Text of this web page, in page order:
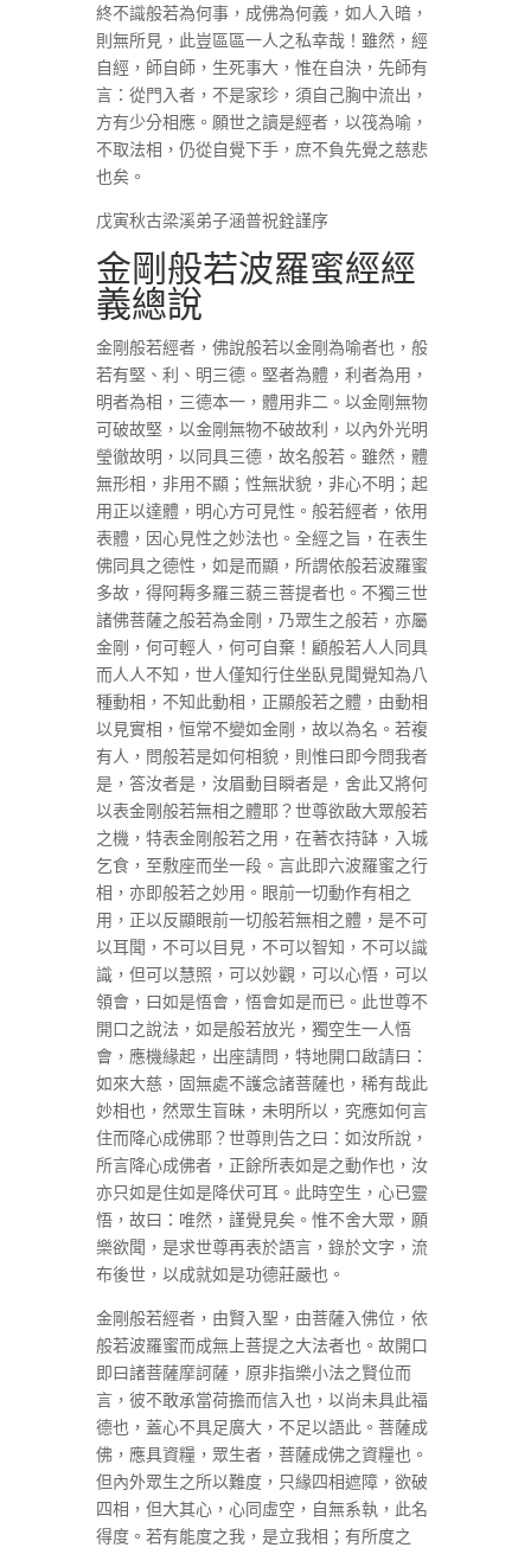
終不識般若為何事，成佛為何義，如人入暗，
則無所見，此豈區區一人之私幸哉！雖然，經
自經，師自師，生死事大，惟在自決，先師有
言：從門入者，不是家珍，須自己胸中流出，
方有少分相應。願世之讀是經者，以筏為喻，
不取法相，仍從自覺下手，庶不負先覺之慈悲
也矣。
戊寅秋古梁溪弟子涵普祝銓謹序
金剛般若波羅蜜經經
義總說
金剛般若經者，佛說般若以金剛為喻者也，般
若有堅、利、明三德。堅者為體，利者為用，
明者為相，三德本一，體用非二。以金剛無物
可破故堅，以金剛無物不破故利，以內外光明
瑩徹故明，以同具三德，故名般若。雖然，體
無形相，非用不顯；性無狀貌，非心不明；起
用正以達體，明心方可見性。般若經者，依用
表體，因心見性之妙法也。全經之旨，在表生
佛同具之德性，如是而顯，所謂依般若波羅蜜
多故，得阿耨多羅三藐三菩提者也。不獨三世
諸佛菩薩之般若為金剛，乃眾生之般若，亦屬
金剛，何可輕人，何可自棄！顧般若人人同具
而人人不知，世人僅知行住坐臥見聞覺知為八
種動相，不知此動相，正顯般若之體，由動相
以見實相，恒常不變如金剛，故以為名。若複
有人，問般若是如何相貌，則惟曰即今問我者
是，答汝者是，汝眉動目瞬者是，舍此又將何
以表金剛般若無相之體耶？世尊欲啟大眾般若
之機，特表金剛般若之用，在著衣持缽，入城
乞食，至敷座而坐一段。言此即六波羅蜜之行
相，亦即般若之妙用。眼前一切動作有相之
用，正以反顯眼前一切般若無相之體，是不可
以耳聞，不可以目見，不可以智知，不可以識
識，但可以慧照，可以妙觀，可以心悟，可以
領會，曰如是悟會，悟會如是而已。此世尊不
開口之說法，如是般若放光，獨空生一人悟
會，應機緣起，出座請問，特地開口啟請曰：
如來大慈，固無處不護念諸菩薩也，稀有哉此
妙相也，然眾生盲昧，未明所以，究應如何言
住而降心成佛耶？世尊則告之曰：如汝所說，
所言降心成佛者，正餘所表如是之動作也，汝
亦只如是住如是降伏可耳。此時空生，心已靈
悟，故曰：唯然，謹覺見矣。惟不舍大眾，願
樂欲聞，是求世尊再表於語言，錄於文字，流
布後世，以成就如是功德莊嚴也。
金剛般若經者，由賢入聖，由菩薩入佛位，依
般若波羅蜜而成無上菩提之大法者也。故開口
即曰諸菩薩摩訶薩，原非指樂小法之賢位而
言，彼不敢承當荷擔而信入也，以尚未具此福
德也，蓋心不具足廣大，不足以語此。菩薩成
佛，應具資糧，眾生者，菩薩成佛之資糧也。
但內外眾生之所以難度，只緣四相遮障，欲破
四相，但大其心，心同虛空，自無系執，此名
得度。若有能度之我，是立我相；有所度之